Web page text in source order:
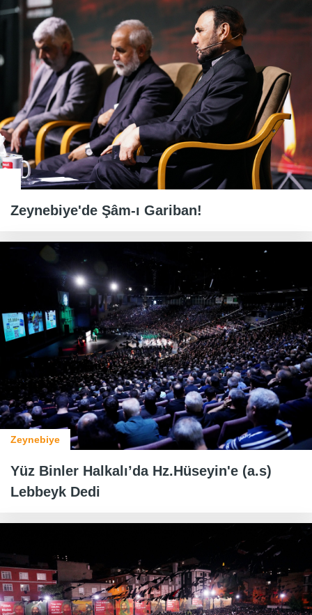
Zeynebiye'de Şâm-ı Gariban!
Zeynebiye
Yüz Binler Halkalı’da Hz.Hüseyin'e (a.s)
Lebbeyk Dedi